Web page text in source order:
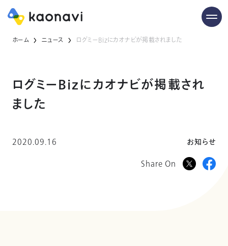
ホーム ニュース ログミーBizにカオナビが掲載されました
ログミーBizにカオナビが掲載され
ました
2020.09.16 お知らせ
Share On